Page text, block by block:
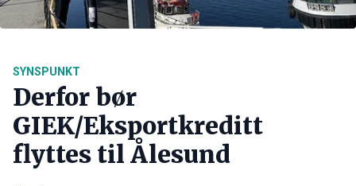
SYNSPUNKT
Derfor bør
GIEK/Eksportkreditt
flyttes til Ålesund